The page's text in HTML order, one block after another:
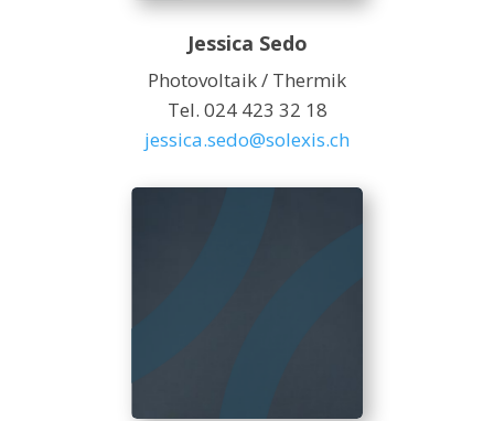
Jessica Sedo
Photovoltaik / Thermik
Tel. 024 423 32 18
jessica.sedo@solexis.ch